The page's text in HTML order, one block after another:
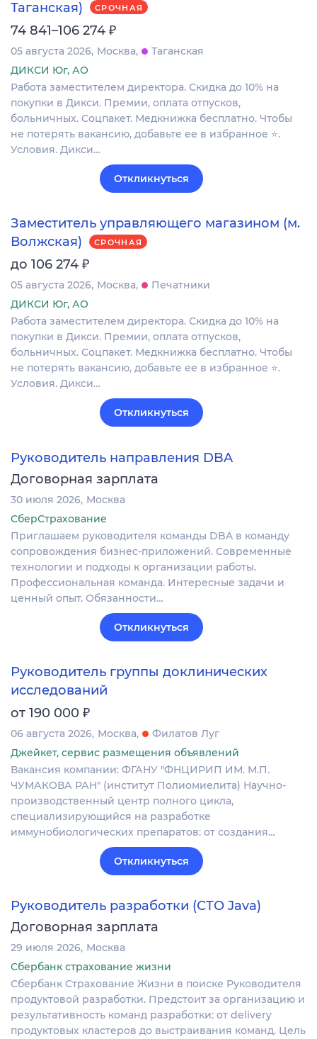
Таганская)
СРОЧНАЯ
74 841–106 274 ₽
05 августа 2026 Москва
Таганская
ДИКСИ Юг, АО
Работа заместителем директора. Скидка до 10% на
покупки в Дикси. Премии, оплата отпусков,
больничных. Соцпакет. Медкнижка бесплатно. Чтобы
не потерять вакансию, добавьте ее в избранное ⭐.
Условия. Дикси…
Откликнуться
Заместитель управляющего магазином (м.
Волжская)
СРОЧНАЯ
до 106 274 ₽
05 августа 2026 Москва
Печатники
ДИКСИ Юг, АО
Работа заместителем директора. Скидка до 10% на
покупки в Дикси. Премии, оплата отпусков,
больничных. Соцпакет. Медкнижка бесплатно. Чтобы
не потерять вакансию, добавьте ее в избранное ⭐.
Условия. Дикси…
Откликнуться
Руководитель направления DBA
Договорная зарплата
30 июля 2026 Москва
СберСтрахование
Приглашаем руководителя команды DBA в команду
сопровождения бизнес-приложений. Современные
технологии и подходы к организации работы.
Профессиональная команда. Интересные задачи и
ценный опыт. Обязанности…
Откликнуться
Руководитель группы доклинических
исследований
от 190 000 ₽
06 августа 2026 Москва
Филатов Луг
Джейкет, сервис размещения объявлений
Вакансия компании: ФГАНУ "ФНЦИРИП ИМ. М.П.
ЧУМАКОВА РАН" (институт Полиомиелита) Научно-
производственный центр полного цикла,
специализирующийся на разработке
иммунобиологических препаратов: от создания…
Откликнуться
Руководитель разработки (СТО Java)
Договорная зарплата
29 июля 2026 Москва
Сбербанк страхование жизни
Сбербанк Страхование Жизни в поиске Руководителя
продуктовой разработки. Предстоит за организацию и
результативность команд разработки: от delivery
продуктовых кластеров до выстраивания команд. Цель